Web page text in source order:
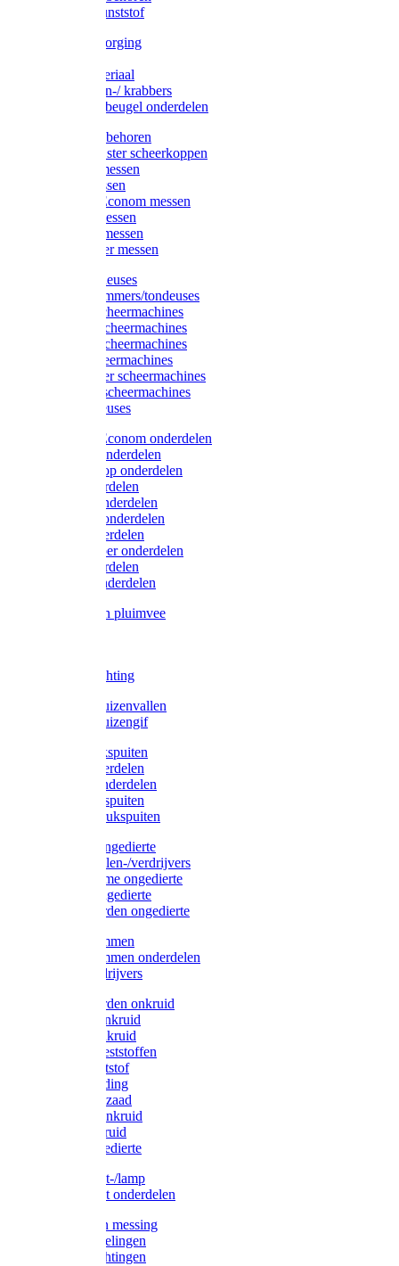
Voerbak kunststof
Klauwverzorging
Injectiemateriaal
Hoefmessen-/ krabbers
Hoefbekapbeugel onderdelen
Messen toebehoren
Moser & Oster scheerkoppen
Hauptner messen
Liscop messen
Aesculap/Econom messen
Heiniger messen
Constanta messen
FarmClipper messen
Moser tondeuses
Overige trimmers/tondeuses
Heiniger scheermachines
Hauptner scheermachines
Aesculap scheermachines
Liscop scheermachines
FarmClipper scheermachines
Constanta scheermachines
Wahl tondeuses
Aesculap/Econom onderdelen
Hauptner onderdelen
Lister/Liscop onderdelen
Eider onderdelen
Heiniger onderdelen
Constanta onderdelen
Moser onderdelen
Farm Clipper onderdelen
Oster onderdelen
TailWell onderdelen
Voerbakken pluimvee
LED verlichting
Ratten / Muizenvallen
Ratten / Muizengif
Gloria drukspuiten
Gloria onderdelen
Gardena onderdelen
Dario drukspuiten
Gardena drukspuiten
Diversen ongedierte
Insectenvallen-/verdrijvers
Protect Home ongedierte
Solabiol ongedierte
Protect Garden ongedierte
Mollenklemmen
Mollenklemmen onderdelen
Mollenverdrijvers
Protect Garden onkruid
Diversen onkruid
Solabiol onkruid
Solabiol meststoffen
Pokon meststof
Pokon voeding
Pokon graszaad
Roundup onkruid
Pokon onkruid
Pokon ongedierte
Vliegenkast-/lamp
Vliegenkast onderdelen
Zuigkorven messing
Geka koppelingen
Geka afdichtingen